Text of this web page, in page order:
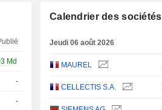
Md
-
-
Calendrier des sociétés
Jeudi 06 août 2026
MAUREL
CELLECTIS S.A.